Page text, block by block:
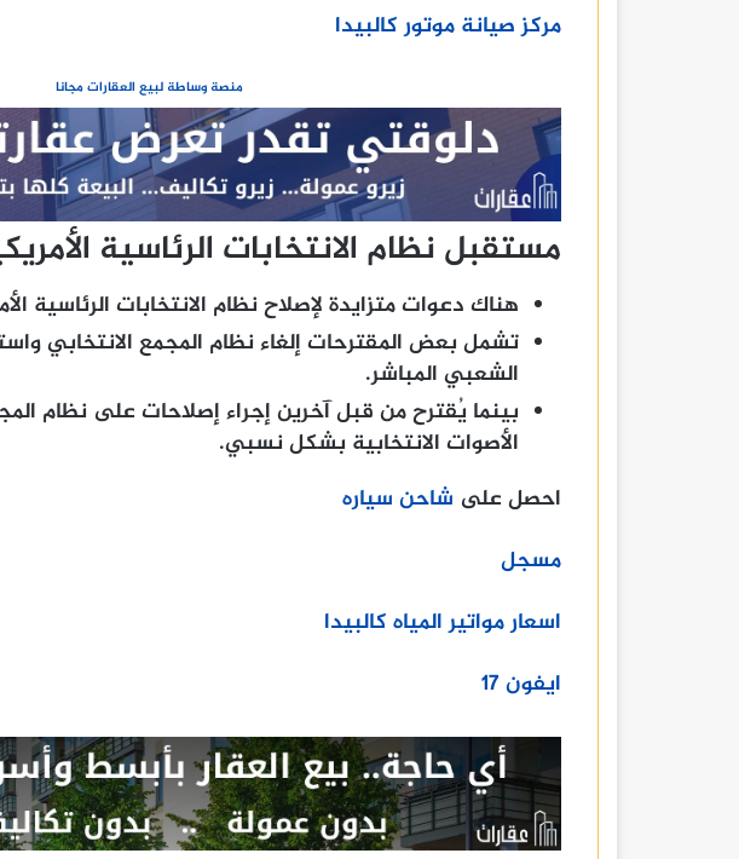
مركز صيانة موتور كالبيدا
منصة وساطة لبيع العقارات مجانا
مستقبل نظام الانتخابات الرئاسية
هناك دعوات متزايدة لإصلاح نظام الانتخابات الرئاسية
تشمل بعض المقترحات إلغاء نظام المجمع الانتخابي
الشعبي المباشر.
بينما يُقترح من قبل آخرين إجراء إصلاحات على نظام
الأصوات الانتخابية بشكل نسبي.
احصل على شاحن سياره
مسجل
اسعار مواتير المياه كالبيدا
ايفون ١٧